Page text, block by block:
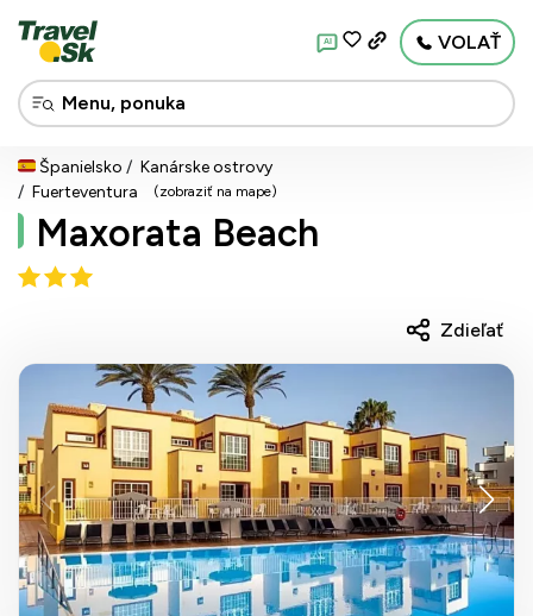
AI VOLAŤ
Španielsko
Kanárske ostrovy
Fuerteventura
(zobraziť na mape)
Maxorata Beach
Zdieľať